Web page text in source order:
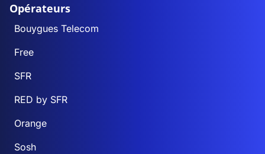
Opérateurs
Bouygues Telecom
Free
SFR
RED by SFR
Orange
Sosh